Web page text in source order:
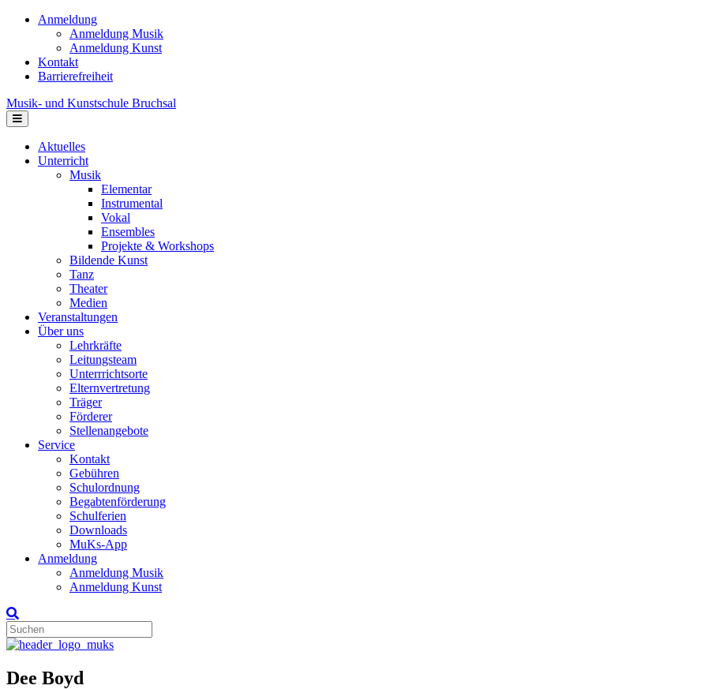
Anmeldung
Anmeldung Musik
Anmeldung Kunst
Kontakt
Barrierefreiheit
Musik- und Kunstschule Bruchsal
Navigation
Aktuelles
Unterricht
Musik
Elementar
Instrumental
Vokal
Ensembles
Projekte & Workshops
Bildende Kunst
Tanz
Theater
Medien
Veranstaltungen
Über uns
Lehrkräfte
Leitungsteam
Unterrrichtsorte
Elternvertretung
Träger
Förderer
Stellenangebote
Service
Kontakt
Gebühren
Schulordnung
Begabtenförderung
Schulferien
Downloads
MuKs-App
Anmeldung
Anmeldung Musik
Anmeldung Kunst
Dee Boyd